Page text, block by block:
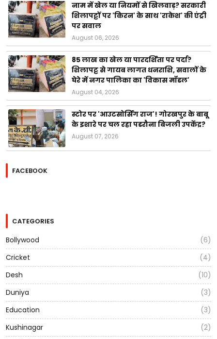
नाम में खेल या नियमों से खिलवाड़? सरकारी
शिलापट्टों पर 'किरन' के साथ 'राकेश' की एंट्री
पर सवाल
August 06, 2026
85 लाख का खेल या पारदर्शिता पर पर्दा?
शिलापट्ट से गायब लागत धनराशि, सवालों के
घेरे में नगर पालिका का 'विकास मॉडल'
August 04, 2026
स्टोर पर 'आउटसोर्सिंग राज'! गोरखपुर के बाबू
के इशारे पर चल रहा पडरौना बिजली उपकेंद्र?
August 07, 2026
FACEBOOK
CATEGORIES
Bollywood
(6)
Cricket
(4)
Desh
(10)
Duniya
(3)
Education
(3)
Kushinagar
(2)